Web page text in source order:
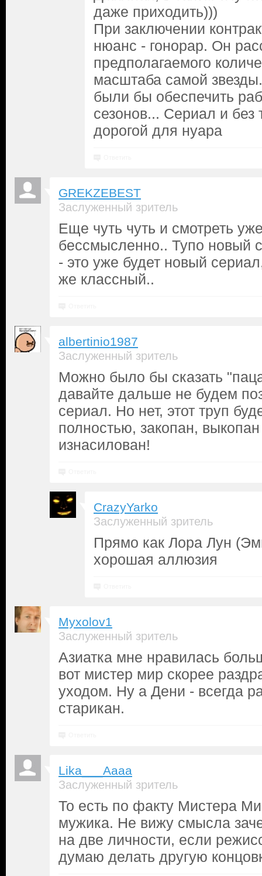
даже приходить)))
При заключении
нюанс - гонорар. Он
предполагаемого
масштаба самой
были бы обеспечить
сезонов... Сериал и без
дорогой для нуара
GREKZEBEST
Заслуженный зритель
Еще чуть чуть и смотреть
бессмысленно.. Тупо новый
- это уже будет новый
же классный..
albertinio1987
Заслуженный зритель
Можно было бы сказать
давайте дальше не будем
сериал. Но нет, этот труп
полностью, закопан,
изнасилован!
CrazyYarko
Заслуженный зритель
Прямо как Лора Лун
хорошая аллюзия
Myxolov1
Заслуженный зритель
Азиатка мне нравилась
вот мистер мир скорее
уходом. Ну а Дени - всегда
старикан.
Lika___Aaaa
Заслуженный зритель
То есть по факту Мистера
мужика. Не вижу смысла
на две личности, если
думаю делать другую